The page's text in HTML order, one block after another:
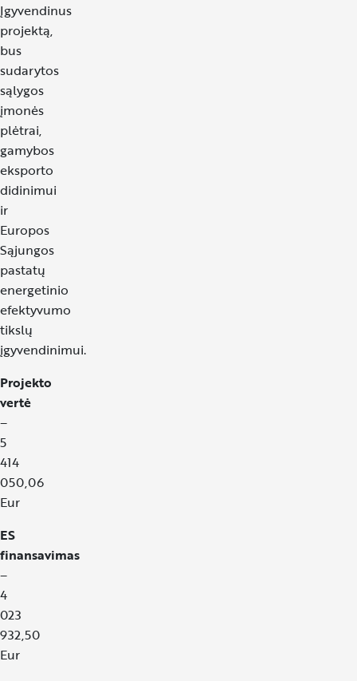
Įgyvendinus
projektą,
bus
sudarytos
sąlygos
įmonės
plėtrai,
gamybos
eksporto
didinimui
ir
Europos
Sąjungos
pastatų
energetinio
efektyvumo
tikslų
įgyvendinimui.
Projekto
vertė
–
5
414
050,06
Eur
ES
finansavimas
–
4
023
932,50
Eur